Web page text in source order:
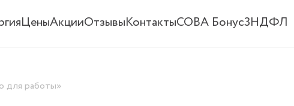
ЦеныАкцииОтзывыКонтактыСОВА Бонус3НДФЛ
для работы»